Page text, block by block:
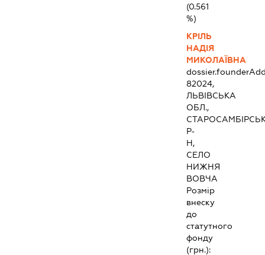
(0.561
%)
КРІЛЬ
НАДІЯ
МИКОЛАЇВНА
82024,
ЛЬВІВСЬКА
ОБЛ.,
Р-
Н,
СЕЛО
НИЖНЯ
ВОВЧА
Розмір
внеску
до
статутного
фонду
(грн.):